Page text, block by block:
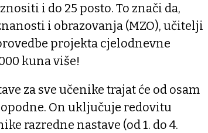
i do 25 posto. To znači da,
i obrazovanja (MZO), učitelji
projekta cjelodnevne
kuna više!
za sve učenike trajat će od osam
On uključuje redovitu
razredne nastave (od 1. do 4.